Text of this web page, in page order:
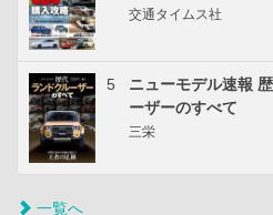
交通タイムス社
5
ニューモデル速報
ーザーのすべて
三栄
一覧へ